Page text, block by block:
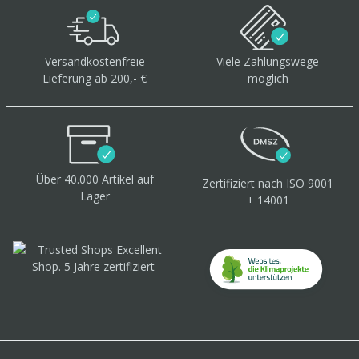
Versandkostenfreie
Lieferung ab 200,- €
Viele Zahlungswege
möglich
Über 40.000 Artikel auf
Lager
Zertifiziert nach ISO 9001
+ 14001